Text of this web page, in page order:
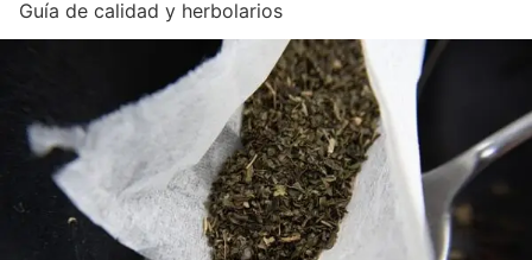
Guía de calidad y herbolarios